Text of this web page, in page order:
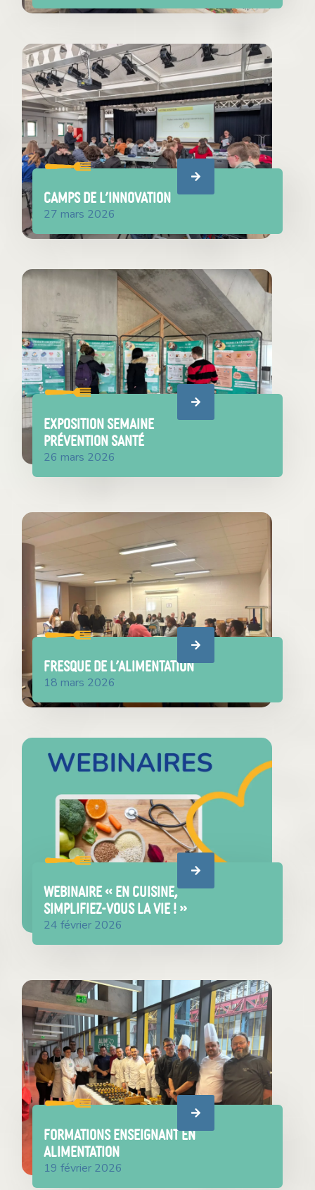
camps de l’innovation
27 mars 2026
EXPOSITION SEMAINE
prévention santé
26 mars 2026
FRESQUE DE L’ALIMENTATION
18 mars 2026
WEBINAIRE « En cuisine,
simplifiez-vous la vie ! »
24 février 2026
FORMATIONS ENSEIGNANT EN
ALIMENTATION
19 février 2026